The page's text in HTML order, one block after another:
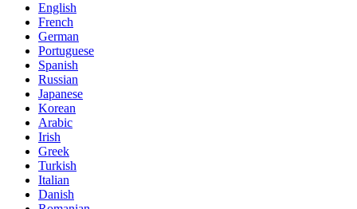
English
French
German
Portuguese
Spanish
Russian
Japanese
Korean
Arabic
Irish
Greek
Turkish
Italian
Danish